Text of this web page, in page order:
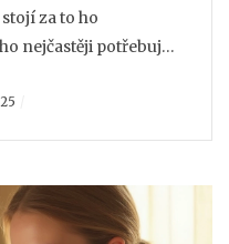
za to ho
nejčastěji potřebuje,
z užívání kolagenu